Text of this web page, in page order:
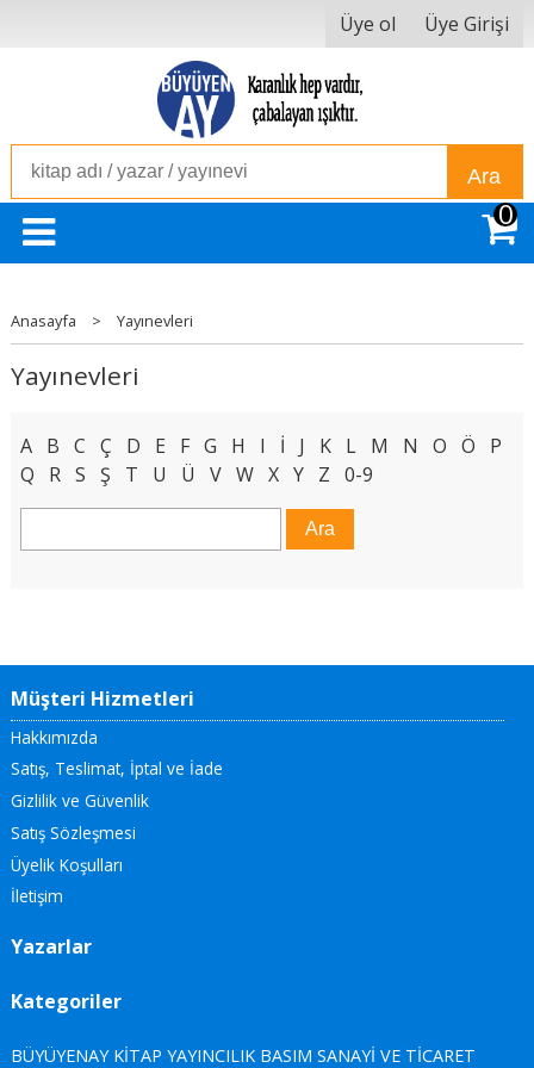
Üye ol Üye Girişi
Ara
0
Anasayfa > Yayınevleri
Yayınevleri
A B C Ç D E F G H I İ J K L M N O Ö
P
Q
R S Ş T U Ü V W X Y Z 0-9
Müşteri Hizmetleri
Hakkımızda
Satış, Teslimat, İptal ve İade
Gizlilik ve Güvenlik
Satış Sözleşmesi
Üyelik Koşulları
İletişim
Yazarlar
Kategoriler
BÜYÜYENAY KİTAP YAYINCILIK BASIM SANAYİ VE TİCARET